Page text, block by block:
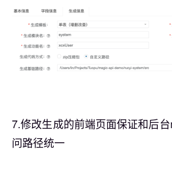
7.修改生成的前端页面保证和后
问路径统一